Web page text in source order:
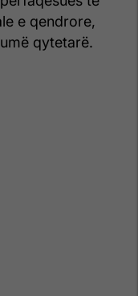
e qendrore,
qytetarë.